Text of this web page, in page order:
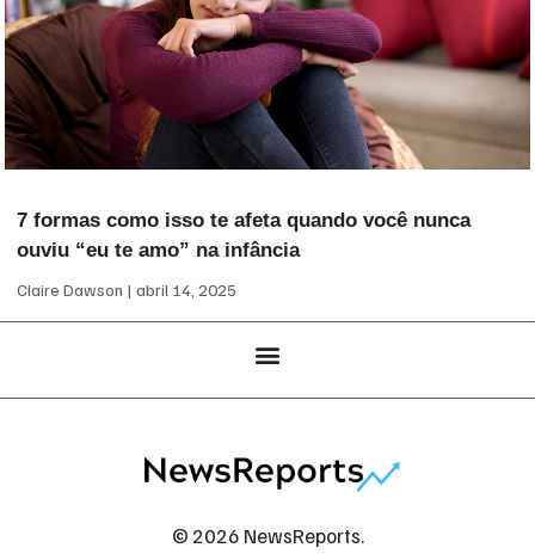
7 formas como isso te afeta quando você nunca
ouviu “eu te amo” na infância
Claire Dawson abril 14, 2025
© 2026 NewsReports.